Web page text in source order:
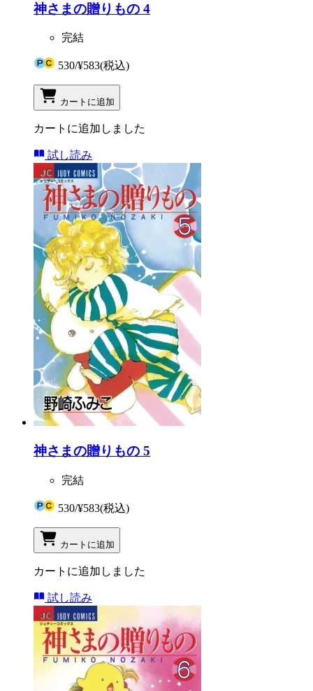
神さまの贈りもの 4
完結
530/¥583(税込)
カートに追加
カートに追加しました
試し読み
神さまの贈りもの 5
完結
530/¥583(税込)
カートに追加
カートに追加しました
試し読み